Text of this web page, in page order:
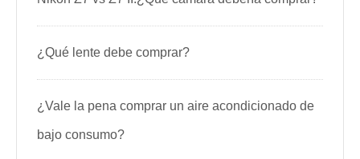
¿Qué lente debe comprar?
¿Vale la pena comprar un aire acondicionado de
bajo consumo?